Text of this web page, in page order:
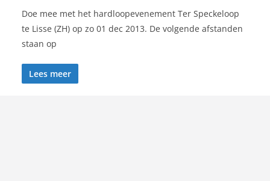
Doe mee met het hardloopevenement Ter Speckeloop
te Lisse (ZH) op zo 01 dec 2013. De volgende afstanden
staan op
Lees meer